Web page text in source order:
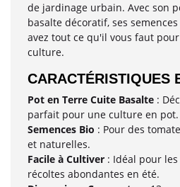
de jardinage urbain. Avec son
basalte décoratif, ses
avez tout ce qu'il vous faut
culture.
CARACTÉRISTIQUES
Pot en Terre Cuite Basalte :
parfait pour une culture en pot.
Semences Bio : Pour des
et naturelles.
Facile à Cultiver : Idéal pour
récoltes abondantes en été.